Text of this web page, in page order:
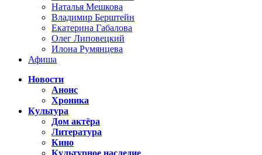
Наталья Мешкова
Владимир Берштейн
Екатерина Габалова
Олег Липовецкий
Илона Румянцева
Афиша
Новости
Анонс
Хроника
Культура
Дом актёра
Литература
Кино